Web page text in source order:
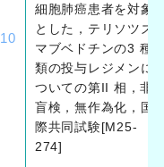
細胞肺癌患者を対象
とした，テリソツズ
マブベドチンの3 種
類の投与レジメンに
ついての第II 相，非
盲検，無作為化，国
際共同試験[M25-
274]